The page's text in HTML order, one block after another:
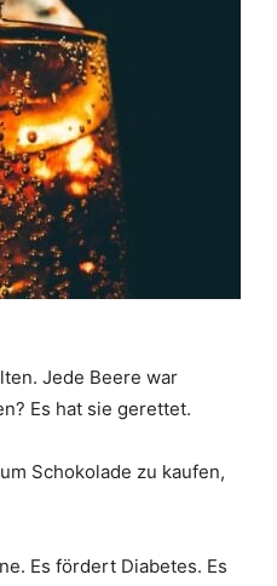
Jede Beere war
Es hat sie gerettet.
Schokolade zu kaufen,
Es fördert Diabetes. Es